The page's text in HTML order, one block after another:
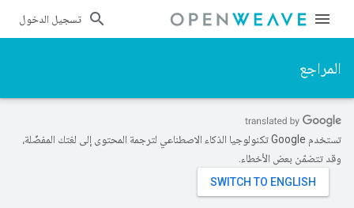
تسجيل الدخول
المراجع
تستخدم Google تكنولوجيا الذكاء الاصطناعي لترجمة المحتوى إلى لغتك المفضّلة،
وقد تتضمّن بعض الأخطاء.